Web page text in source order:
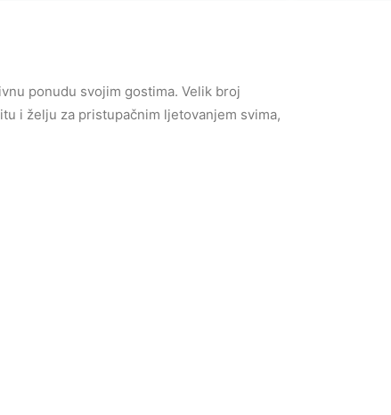
ponudu svojim gostima. Velik broj
i želju za pristupačnim ljetovanjem svima,